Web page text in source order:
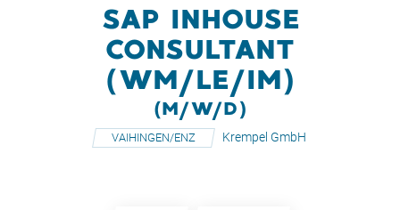
SAP INHOUSE
CONSULTANT
(WM/LE/IM)
(M/W/D)
VAIHINGEN/ENZ Krempel GmbH